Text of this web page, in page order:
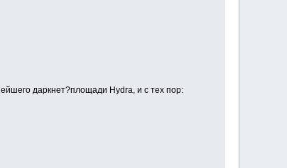
даркнет?площади Hydra, и с тех пор: